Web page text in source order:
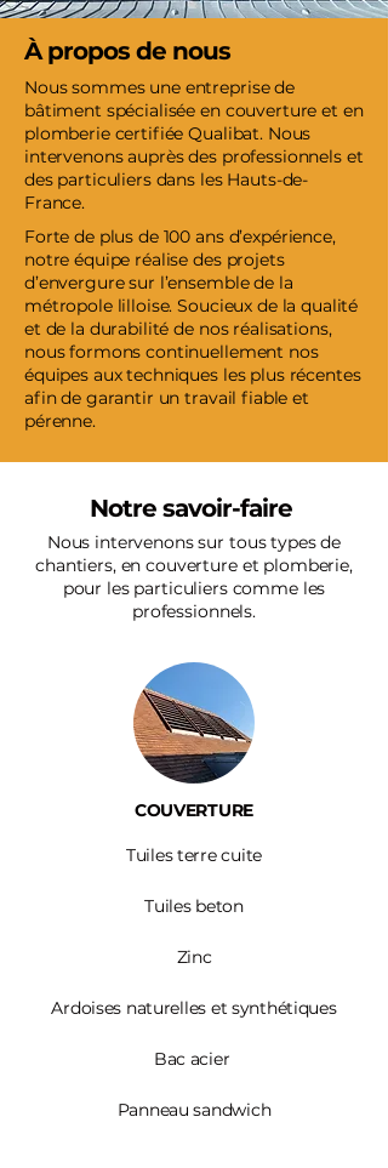
À propos de nous
Nous sommes une entreprise de
bâtiment spécialisée en couverture et en
plomberie certifiée Qualibat. Nous
intervenons auprès des professionnels et
des particuliers dans les Hauts-de-
France.
Forte de plus de 100 ans d’expérience,
notre équipe réalise des projets
d’envergure sur l’ensemble de la
métropole lilloise. Soucieux de la qualité
et de la durabilité de nos réalisations,
nous formons continuellement nos
équipes aux techniques les plus récentes
afin de garantir un travail fiable et
pérenne.
Notre savoir-faire
Nous intervenons sur tous types de
chantiers, en couverture et plomberie,
pour les particuliers comme les
professionnels.
COUVERTURE
Tuiles terre cuite
Tuiles beton
Zinc​
Ardoises naturelles et synthétiques
Bac acier
Panneau sandwich